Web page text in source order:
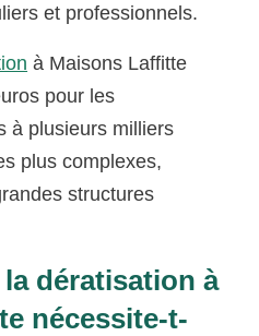
et professionnels.
à Maisons Laffitte
pour les
à plusieurs milliers
plus complexes,
structures
dératisation à
nécessite-t-